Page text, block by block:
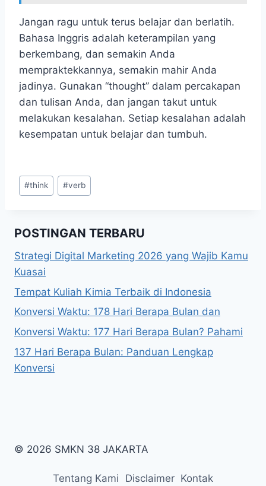
Jangan ragu untuk terus belajar dan berlatih.
Bahasa Inggris adalah keterampilan yang
berkembang, dan semakin Anda
mempraktekkannya, semakin mahir Anda
jadinya. Gunakan “thought” dalam percakapan
dan tulisan Anda, dan jangan takut untuk
melakukan kesalahan. Setiap kesalahan adalah
kesempatan untuk belajar dan tumbuh.
Post
Tags:
#think #verb
POSTINGAN TERBARU
Strategi Digital Marketing 2026 yang Wajib Kamu
Kuasai
Tempat Kuliah Kimia Terbaik di Indonesia
Konversi Waktu: 178 Hari Berapa Bulan dan
Konversi Waktu: 177 Hari Berapa Bulan? Pahami
137 Hari Berapa Bulan: Panduan Lengkap
Konversi
© 2026 SMKN 38 JAKARTA
Tentang Kami Disclaimer Kontak